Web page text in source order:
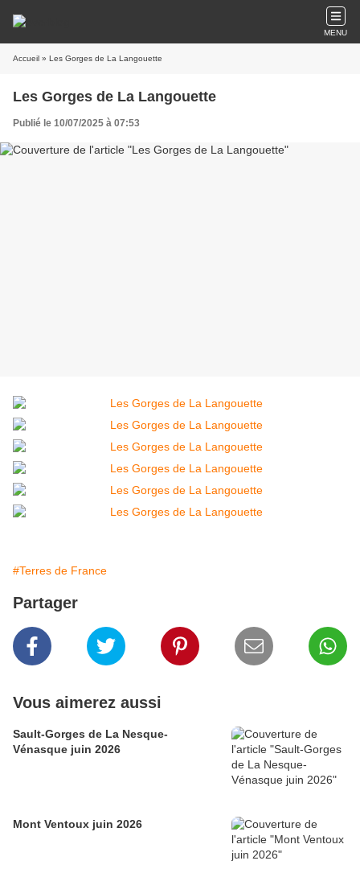
MENU
Accueil » Les Gorges de La Langouette
Les Gorges de La Langouette
Publié le 10/07/2025 à 07:53
#Terres de France
Partager
Vous aimerez aussi
Sault-Gorges de La Nesque-
Vénasque juin 2026
Mont Ventoux juin 2026